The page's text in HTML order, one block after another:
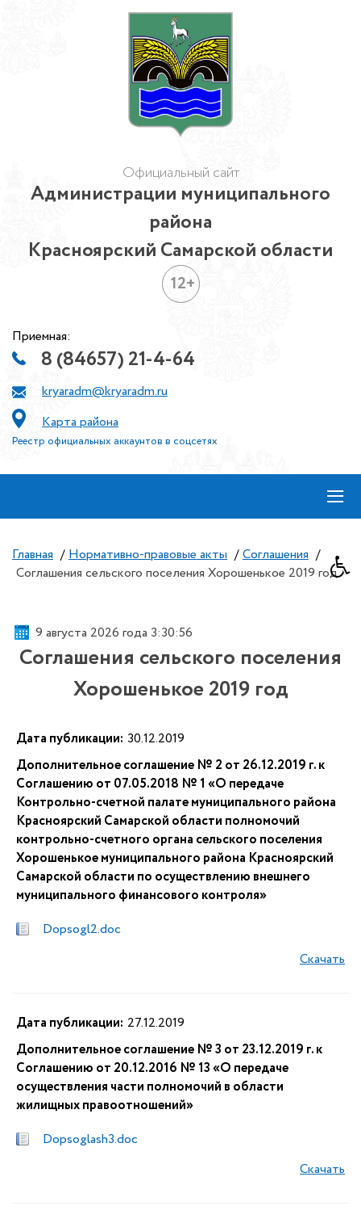
Официальный сайт
Администрации муниципального
района
Красноярский Самарской области
12+
Приемная:
8 (84657) 21-4-64
kryaradm@kryaradm.ru
Карта района
Реестр официальных аккаунтов в соцсетях
≡
Главная / Нормативно-правовые акты / Соглашения /
Соглашения сельского поселения Хорошенькое 2019 год
9 августа 2026 года 3:30:56
Соглашения сельского поселения
Хорошенькое 2019 год
Дата публикации: 30.12.2019
Дополнительное соглашение № 2 от 26.12.2019 г. к
Соглашению от 07.05.2018 № 1 «О передаче
Контрольно-счетной палате муниципального района
Красноярский Самарской области полномочий
контрольно-счетного органа сельского поселения
Хорошенькое муниципального района Красноярский
Самарской области по осуществлению внешнего
муниципального финансового контроля»
Dopsogl2.doc
Скачать
Дата публикации: 27.12.2019
Дополнительное соглашение № 3 от 23.12.2019 г. к
Соглашению от 20.12.2016 № 13 «О передаче
осуществления части полномочий в области
жилищных правоотношений»
Dopsoglash3.doc
Скачать